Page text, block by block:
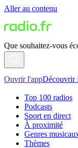
Aller au contenu
Que souhaitez-vous
Ouvrir l'appDécouvrir
Top 100 radios
Podcasts
Sport en direct
À proximité
Genres
Thèmes